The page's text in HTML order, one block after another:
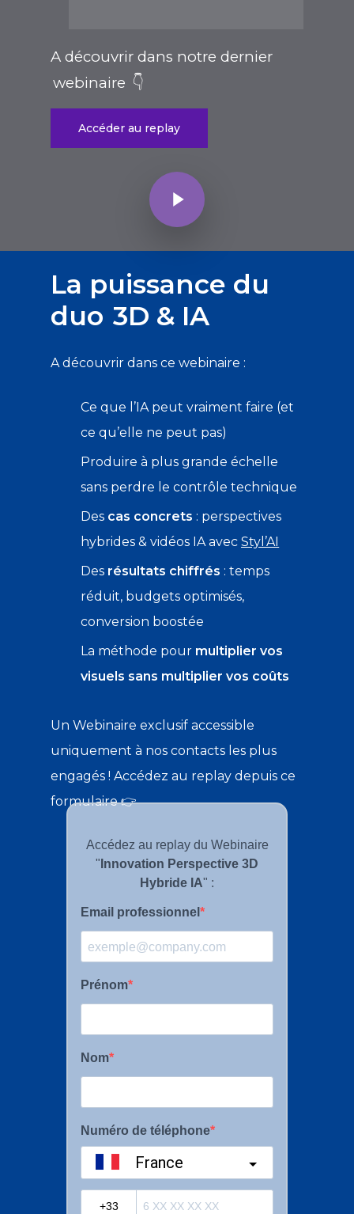
A découvrir dans notre dernier
webinaire 👇
Accéder au replay
La puissance du
duo 3D & IA
A découvrir dans ce webinaire :
Ce que l’IA peut vraiment faire (et
ce qu’elle ne peut pas)
Produire à plus grande échelle
sans perdre le contrôle technique
Des cas concrets : perspectives
hybrides & vidéos IA avecStyl’AI
Des résultats chiffrés : temps
réduit, budgets optimisés,
conversion boostée
La méthode pour multiplier vos
visuels sans multiplier vos coûts
Un Webinaire exclusif accessible
uniquement à nos contacts les plus
engagés ! Accédez au replay depuis ce
formulaire 👉